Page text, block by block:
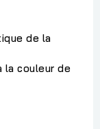
de la
la couleur de